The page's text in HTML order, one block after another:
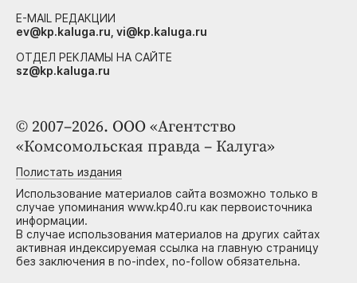
© 2007–2026. ООО «Агентство
«Комсомольская правда – Калуга»
Полистать издания
Использование материалов сайта возможно только в
случае упоминания www.kp40.ru как первоисточника
информации.
В случае использования материалов на других сайтах
активная индексируемая ссылка на главную страницу
без заключения в no-index, no-follow обязательна.
E-MAIL РЕДАКЦИИ
ev@kp.kaluga.ru, vi@kp.kaluga.ru
ОТДЕЛ РЕКЛАМЫ НА САЙТЕ
sz@kp.kaluga.ru